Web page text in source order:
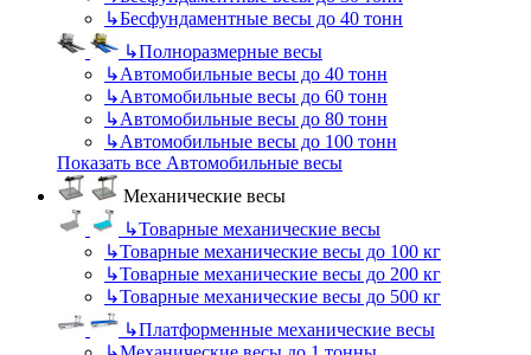
↳Бесфундаментные весы до 40 тонн
↳Полноразмерные весы
↳Автомобильные весы до 40 тонн
↳Автомобильные весы до 60 тонн
↳Автомобильные весы до 80 тонн
↳Автомобильные весы до 100 тонн
Показать все Автомобильные весы
Механические весы
↳Товарные механические весы
↳Товарные механические весы до 100 кг
↳Товарные механические весы до 200 кг
↳Товарные механические весы до 500 кг
↳Платформенные механические весы